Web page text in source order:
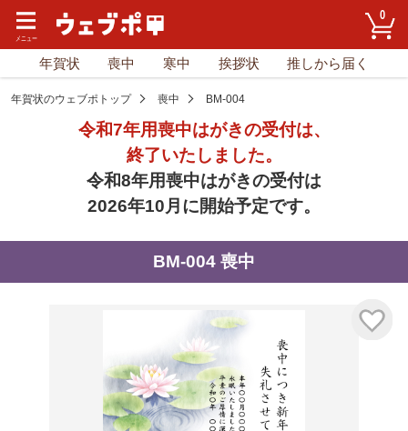
0
年賀状 喪中 寒中 挨拶状 推しから届く
年賀状のウェブポトップ 喪中 BM-004
令和7年用喪中はがきの受付は、
終了いたしました。
令和8年用喪中はがきの受付は
2026年10月に開始予定です。
BM-004 喪中